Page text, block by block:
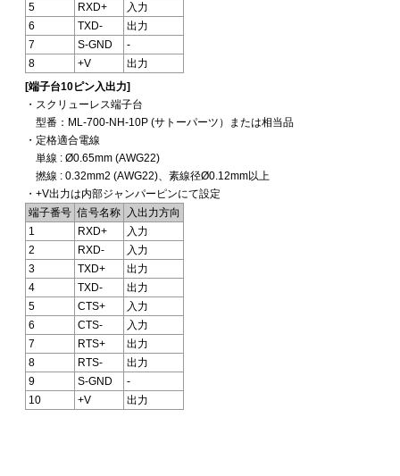
5
RXD+
入力
6
TXD-
出力
7
S-GND
-
8
+V
出力
[端子台10ピン入出力]
・スクリューレス端子台
型番：ML-700-NH-10P (サトーパーツ）または相当品
・定格適合電線
単線 : Ø0.65mm (AWG22)
撚線 : 0.32mm2 (AWG22)、素線径Ø0.12mm以上
・+V出力は内部ジャンパーピンにて設定
端子番号 信号名称
入出力方向
1
RXD+
入力
2
RXD-
入力
3
TXD+
出力
4
TXD-
出力
5
CTS+
入力
6
CTS-
入力
7
RTS+
出力
8
RTS-
出力
9
S-GND
-
10
+V 出力